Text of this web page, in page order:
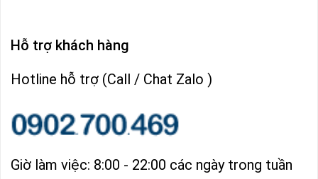
Hỗ trợ khách hàng
Hotline hỗ trợ (Call / Chat Zalo )
Giờ làm việc: 8:00 - 22:00 các ngày trong tuần